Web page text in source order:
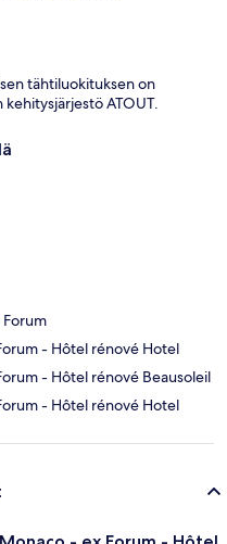
tähtiluokituksen on
ATOUT.
- Hôtel rénové Hotel
- Hôtel rénové Beausoleil
- Hôtel rénové Hotel